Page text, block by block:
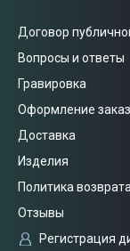
Договор
Вопросы и ответы
Гравировка
Оформление
Доставка
Изделия
Политика возврата
Отзывы
Регистрация